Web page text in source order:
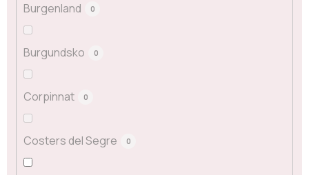
Burgenland 0
Burgundsko 0
Corpinnat 0
Costers del Segre 0